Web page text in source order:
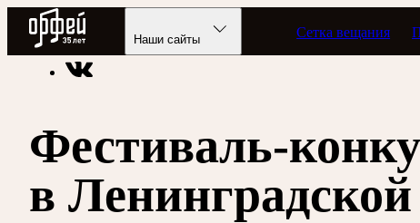
Радио Орфей
Наши сайты Сетка вещания
Радио классической музыки «Орфей» Новости
Фестиваль-
в Ленинградской